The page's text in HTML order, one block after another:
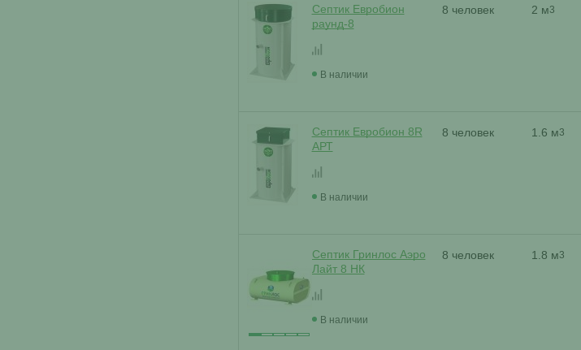
Септик Евробион
раунд-8
В наличии
8 человек 2 м3
Септик Евробион 8R
АРТ
В наличии
8 человек 1.6 м3
Септик Гринлос Аэро
Лайт 8 НК
В наличии
8 человек 1.8 м3